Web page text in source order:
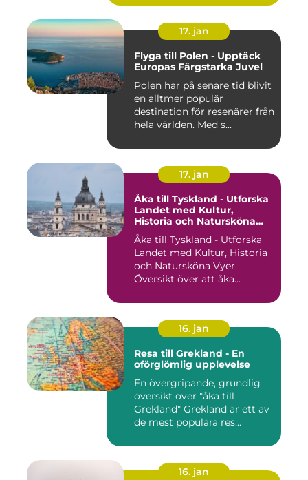
17. jan
Flyga till Polen - Upptäck
Europas Färgstarka Juvel
Polen har på senare tid blivit
en alltmer populär
destination för resenärer från
hela världen. Med s...
17. jan
Åka till Tyskland - Utforska
Landet med Kultur,
Historia och Natursköna
Vyer
Åka till Tyskland - Utforska
Landet med Kultur, Historia
och Natursköna Vyer
Översikt över att åka...
16. jan
Resa till Grekland - En
oförglömlig upplevelse
En övergripande, grundlig
översikt över "åka till
Grekland" Grekland är ett av
de mest populära res...
16. jan